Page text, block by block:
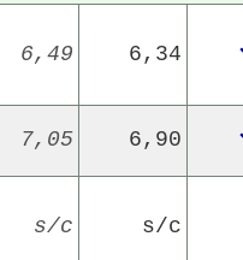
6,49 6,34
7,05 6,90
s/c s/c